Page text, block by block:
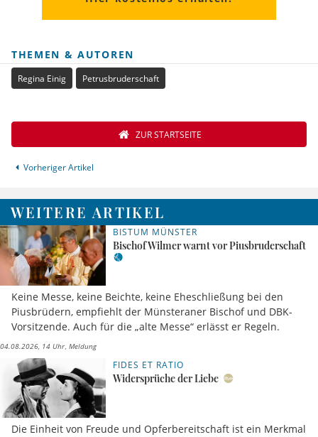
THEMEN & AUTOREN
Regina Einig Petrusbruderschaft
Vorheriger Artikel
ZUR STARTSEITE
WEITERE ARTIKEL
BISTUM MÜNSTER
Bischof Wilmer warnt vor Piusbruderschaft
Keine Messe, keine Beichte, keine Eheschließung bei den
Piusbrüdern, empfiehlt der Münsteraner Bischof und DBK-
Vorsitzende. Auch für die „alte Messe“ erlässt er Regeln.
04.08.2026, 14 Uhr Meldung
FIDES ET RATIO
Widersprüche der Liebe
Die Einheit von Freude und Opferbereitschaft ist ein Merkmal